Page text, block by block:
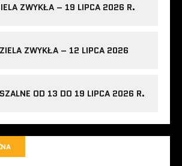
ZWYKŁA – 19 LIPCA 2026 R.
ZWYKŁA – 12 LIPCA 2026
OD 13 DO 19 LIPCA 2026 R.